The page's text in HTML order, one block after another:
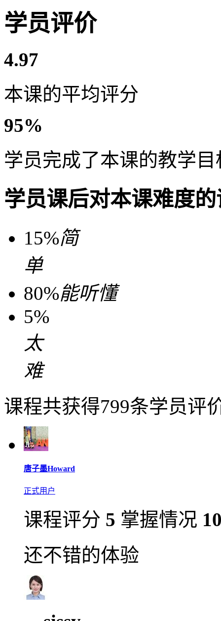
学员评价
4.97
本课的平均评分
95%
学员完成了本课的教学目
学员课后对本课难度
15%简
单
80%能听懂
5%
太
难
课程共获得799条学员评
唐子墨Howard
正式用户
课程评分 5 掌握情况
还不错的体验